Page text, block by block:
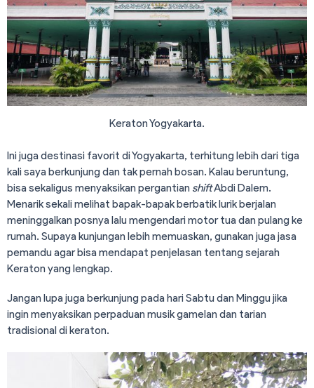
Keraton Yogyakarta.
Ini juga destinasi favorit di Yogyakarta, terhitung lebih dari tiga
kali saya berkunjung dan tak pernah bosan. Kalau beruntung,
bisa sekaligus menyaksikan pergantian shiftAbdi Dalem.
Menarik sekali melihat bapak-bapak berbatik lurik berjalan
meninggalkan posnya lalu mengendari motor tua dan pulang ke
rumah. Supaya kunjungan lebih memuaskan, gunakan juga jasa
pemandu agar bisa mendapat penjelasan tentang sejarah
Keraton yang lengkap.
Jangan lupa juga berkunjung pada hari Sabtu dan Minggu jika
ingin menyaksikan perpaduan musik gamelan dan tarian
tradisional di keraton.